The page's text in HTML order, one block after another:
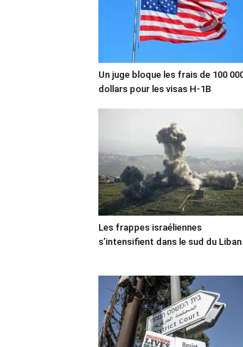
Un juge bloque les frais de 100
dollars pour les visas H-1B
Les frappes israéliennes
s’intensifient dans le sud du Liban